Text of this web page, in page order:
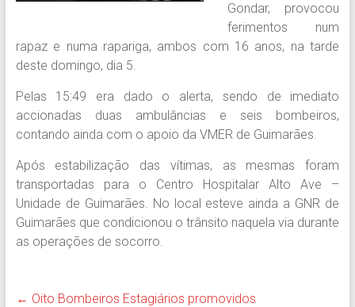
Gondar, provocou
ferimentos num
rapaz e numa rapariga, ambos com 16 anos, na tarde
deste domingo, dia 5.
Pelas 15:49 era dado o alerta, sendo de imediato
accionadas duas ambulâncias e seis bombeiros,
contando ainda com o apoio da VMER de Guimarães.
Após estabilização das vítimas, as mesmas foram
transportadas para o Centro Hospitalar Alto Ave –
Unidade de Guimarães. No local esteve ainda a GNR de
Guimarães que condicionou o trânsito naquela via durante
as operações de socorro.
← Oito Bombeiros Estagiários promovidos